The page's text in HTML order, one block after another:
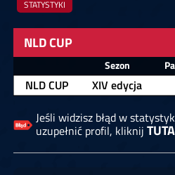
STATYSTYKI
NLD CUP
Sezon
NLD CUP XIV edycja
Jeśli widzisz błąd w
uzupełnić profil, kliknij